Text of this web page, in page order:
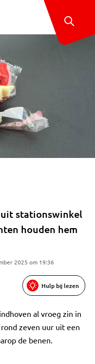
stationswinkel
houden hem
2025 om 19:36
Hulp bij lezen
al vroeg zin in
zeven uur uit een
de benen.